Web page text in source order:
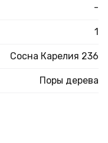
-
1
Сосна Карелия 236
Поры дерева